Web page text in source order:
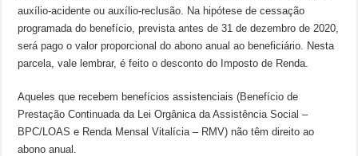
auxílio-acidente ou auxílio-reclusão. Na hipótese de cessação
programada do benefício, prevista antes de 31 de dezembro de 2020,
será pago o valor proporcional do abono anual ao beneficiário. Nesta
parcela, vale lembrar, é feito o desconto do Imposto de Renda.
Aqueles que recebem benefícios assistenciais (Benefício de
Prestação Continuada da Lei Orgânica da Assistência Social –
BPC/LOAS e Renda Mensal Vitalícia – RMV) não têm direito ao
abono anual.